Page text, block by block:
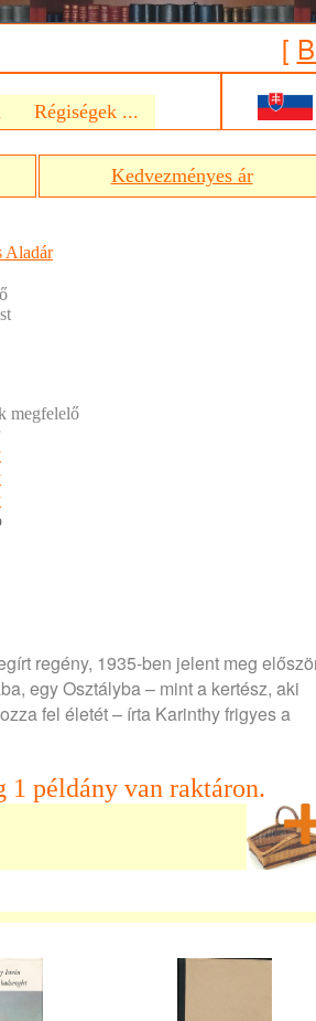
[
Régiségek ...
Kedvezményes ár
Aladár
megfelelő
regény, 1935-ben jelent meg
egy Osztályba – mint a kertész, aki
fel életét – írta Karinthy frigyes a
példány van raktáron.